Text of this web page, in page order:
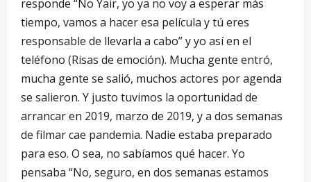
responde “No Yair, yo ya no voy a esperar más
tiempo, vamos a hacer esa película y tú eres
responsable de llevarla a cabo” y yo así en el
teléfono (Risas de emoción). Mucha gente entró,
mucha gente se salió, muchos actores por agenda
se salieron. Y justo tuvimos la oportunidad de
arrancar en 2019, marzo de 2019, y a dos semanas
de filmar cae pandemia. Nadie estaba preparado
para eso. O sea, no sabíamos qué hacer. Yo
pensaba “No, seguro, en dos semanas estamos